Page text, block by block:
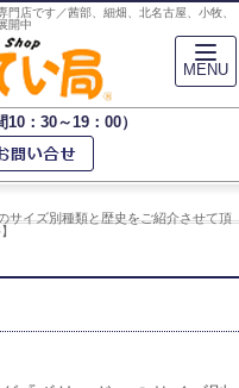
店です／茜部、細畑、北名古屋、小牧、
開中
：30～19：00）
サイズ別種類と歴史をご紹介させて頂
MENU